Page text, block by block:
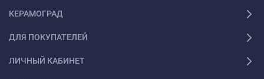
КЕРАМОГРАД
ДЛЯ ПОКУПАТЕЛЕЙ
ЛИЧНЫЙ КАБИНЕТ